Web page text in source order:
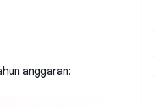
anggaran: